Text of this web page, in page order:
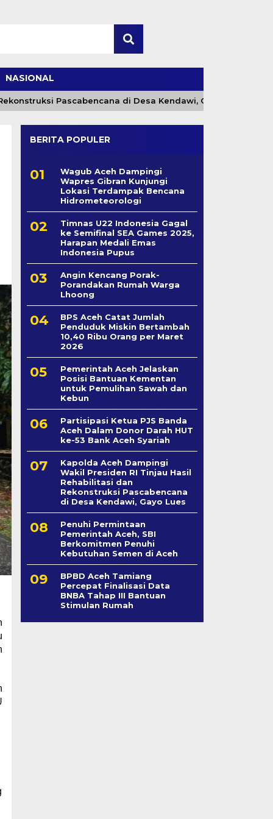
NASIONAL
Pascabencana di Desa Kendawi, Gayo Lues
BERITA POPULER
Wagub Aceh Dampingi
Wapres Gibran Kunjungi
Lokasi Terdampak Bencana
Hidrometeorologi
Timnas U22 Indonesia Gagal
ke Semifinal SEA Games 2025,
Harapan Medali Emas
Indonesia Pupus
Angin Kencang Porak-
Porandakan Rumah Warga
Lhoong
BPS Aceh Catat Jumlah
Penduduk Miskin Bertambah
10,40 Ribu Orang per Maret
2026
Pemerintah Aceh Jelaskan
Posisi Bantuan Kementan
untuk Pemulihan Sawah dan
Kebun
Partisipasi Ketua PJS Banda
Aceh Dalam Donor Darah HUT
ke-53 Bank Aceh Syariah
Kapolda Aceh Dampingi
Wakil Presiden RI Tinjau Hasil
Rehabilitasi dan
Rekonstruksi Pascabencana
di Desa Kendawi, Gayo Lues
Penuhi Permintaan
Pemerintah Aceh, SBI
Berkomitmen Penuhi
Kebutuhan Semen di Aceh
BPBD Aceh Tamiang
Percepat Finalisasi Data
BNBA Tahap III Bantuan
Stimulan Rumah